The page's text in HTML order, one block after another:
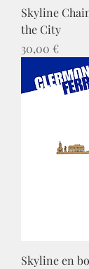
Skyline
the City
Prix
30,00 €
Skyline en